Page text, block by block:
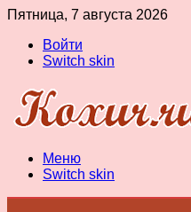
Пятница, 7 августа 2026
Войти
Switch skin
Меню
Switch skin